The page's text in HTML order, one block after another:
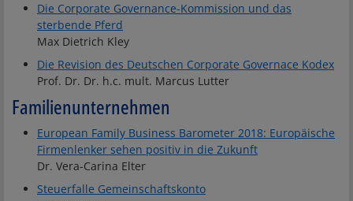
Die Corporate Governance-Kommission und das
sterbende Pferd
Max Dietrich Kley
Die Revision des Deutschen Corporate Governace Kodex
Prof. Dr. Dr. h.c. mult. Marcus Lutter
Familienunternehmen
European Family Business Barometer 2018: Europäische
Firmenlenker sehen positiv in die Zukunft
Dr. Vera-Carina Elter
Steuerfalle Gemeinschaftskonto